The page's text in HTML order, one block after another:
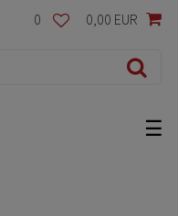
0 0,00 EUR
☰